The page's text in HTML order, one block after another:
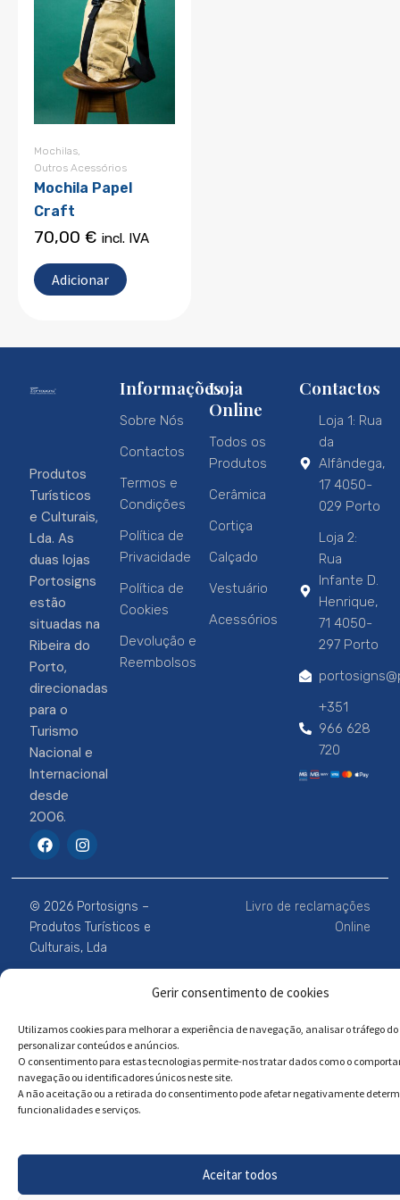
Gerir consentimento de cookies
Utilizamos cookies para melhorar a experiência de navegação, analisar o tráfego do
personalizar conteúdos e anúncios.
O consentimento para estas tecnologias permite-nos tratar dados como o
navegação ou identificadores únicos neste site.
A não aceitação ou a retirada do consentimento pode afetar negativamente
funcionalidades e serviços.
Aceitar todos
Mochilas
Outros Acessórios
Mochila Papel
Craft
70,00 € incl. IVA
Adicionar
Produtos
Turísticos
e Culturais,
Lda. As
duas lojas
Portosigns
estão
situadas na
Ribeira do
Porto,
direcionadas
para o
Turismo
Nacional e
Internacional
desde
2006.
F
a
e
b
o
o
k
I
n
t
a
g
r
a
m
Informações
Sobre Nós
Contactos
Termos e
Condições
Política de
Privacidade
Política de
Cookies
Devolução e
Reembolsos
Loja
Online
Todos os
Produtos
Cerâmica
Cortiça
Calçado
Vestuário
Acessórios
Contactos
Loja 1: Rua
da
Alfândega,
17 4050-
029 Porto
Loja 2:
Rua
Infante D.
Henrique,
71 4050-
297 Porto
+351
966 628
720
© 2026 Portosigns –
Produtos Turísticos e
Culturais, Lda
Livro de reclamações
Online